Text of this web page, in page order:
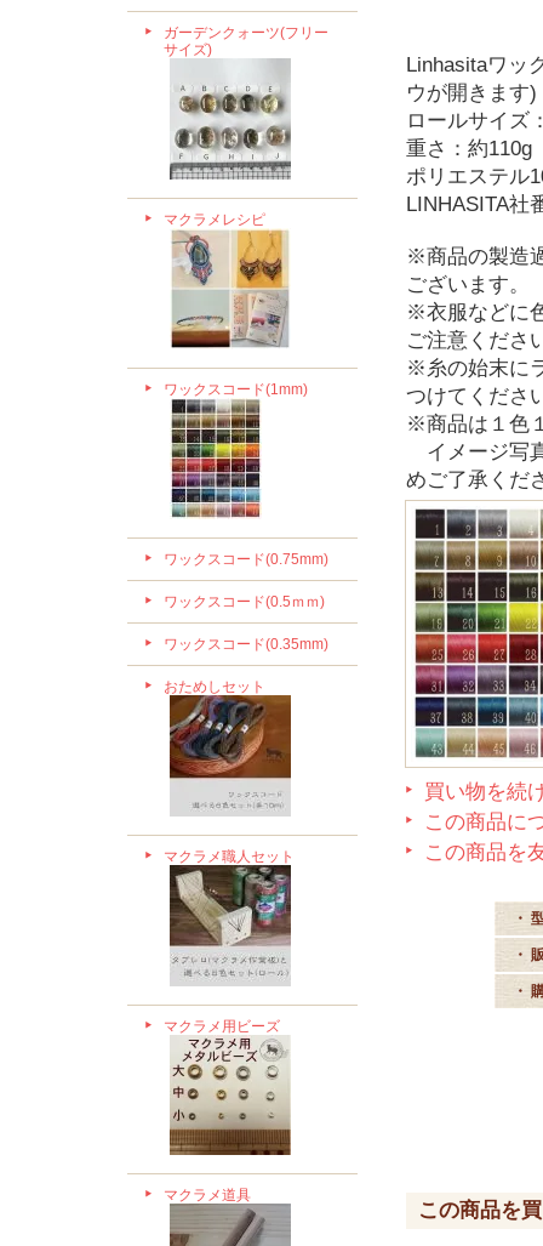
ガーデンクォーツ(フリー
サイズ)
マクラメレシピ
ワックスコード(1mm)
ワックスコード(0.75mm)
ワックスコード(0.5ｍｍ)
ワックスコード(0.35mm)
おためしセット
マクラメ職人セット
マクラメ用ビーズ
マクラメ道具
Linhasitaワッ
ウが開きます)
ロールサイズ
重さ：約110g
ポリエステル
LINHASITA社
※商品の製造
ございます。
※衣服などに
ご注意くださ
※糸の始末に
つけてくださ
※商品は１色
イメージ写
めご了承くだ
買い物を続
この商品に
この商品を
・
・
・
この商品を